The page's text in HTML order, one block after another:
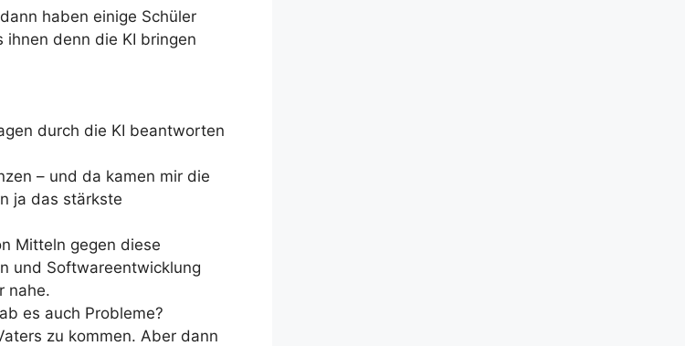
haben einige Schüler
ihnen denn die KI bringen
durch die KI beantworten
– und da kamen mir die
ja das stärkste
Mitteln gegen diese
und Softwareentwicklung
nahe.
es auch Probleme?
zu kommen. Aber dann